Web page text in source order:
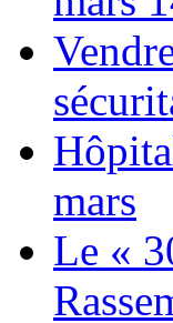
mars
Le «